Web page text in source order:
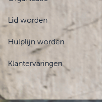
Lid worden
Hulplijn worden
Klantervaringen